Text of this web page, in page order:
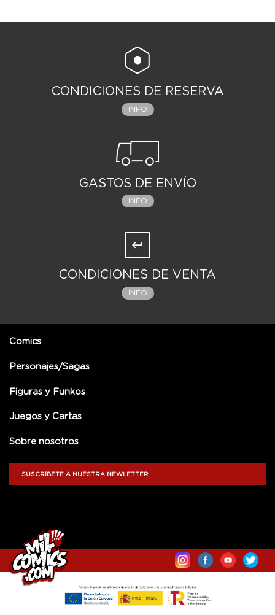
CONDICIONES DE RESERVA
INFO
GASTOS DE ENVÍO
INFO
CONDICIONES DE VENTA
INFO
Comics
Personajes/Sagas
Figuras y Funkos
Juegos y Cartas
Sobre nosotros
SUSCRÍBETE A NUESTRA NEWLETTER